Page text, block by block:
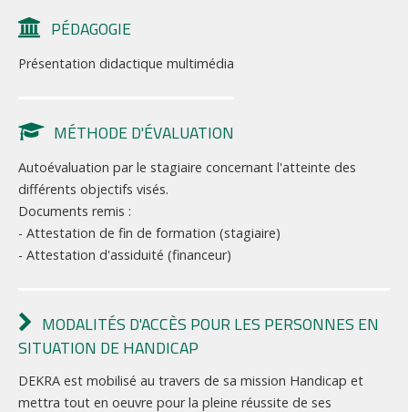
PÉDAGOGIE
Présentation didactique multimédia
MÉTHODE D'ÉVALUATION
Autoévaluation par le stagiaire concernant l'atteinte des
différents objectifs visés.
Documents remis :
- Attestation de fin de formation (stagiaire)
- Attestation d'assiduité (financeur)
MODALITÉS D'ACCÈS POUR LES PERSONNES EN
SITUATION DE HANDICAP
DEKRA est mobilisé au travers de sa mission Handicap et
mettra tout en oeuvre pour la pleine réussite de ses